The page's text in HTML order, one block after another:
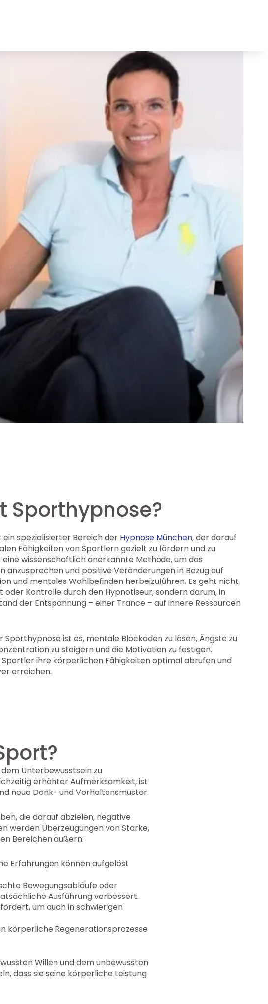
Sporthypnose?
spezialisierter Bereich der Hypnose München, der darauf
Fähigkeiten von Sportlern gezielt zu fördern und zu
eine wissenschaftlich anerkannte Methode, um das
anzusprechen und positive Veränderungen in Bezug auf
und mentales Wohlbefinden herbeizuführen. Es geht nicht
oder Kontrolle durch den Hypnotiseur, sondern darum, in
der Entspannung – einer Trance – auf innere Ressourcen
Sporthypnose ist es, mentale Blockaden zu lösen, Ängste zu
zu steigern und die Motivation zu festigen.
ihre körperlichen Fähigkeiten optimal abrufen und
erreichen.
Unterbewusstsein zu
erhöhter Aufmerksamkeit, ist
neue Denk- und Verhaltensmuster.
die darauf abzielen, negative
werden Überzeugungen von Stärke,
Bereichen äußern:
Erfahrungen können aufgelöst
Bewegungsabläufe oder
Ausführung verbessert.
um auch in schwierigen
körperliche Regenerationsprozesse
Willen und dem unbewussten
dass sie seine körperliche Leistung